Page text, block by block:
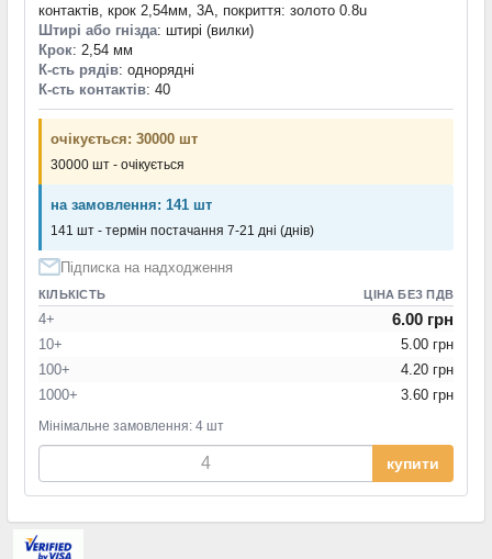
контактів, крок 2,54мм, 3А, покриття: золото 0.8u
Штирі або гнізда: штирі (вилки)
Крок: 2,54 мм
К-сть рядів: однорядні
К-сть контактів: 40
очікується: 30000 шт
30000 шт - очікується
на замовлення: 141 шт
141 шт - термін постачання 7-21 дні (днів)
Підписка на надходження
КІЛЬКІСТЬ ЦІНА БЕЗ ПДВ
4+ 6.00 грн
10+
5.00 грн
100+
4.20 грн
1000+
3.60 грн
Мінімальне замовлення: 4 шт
купити